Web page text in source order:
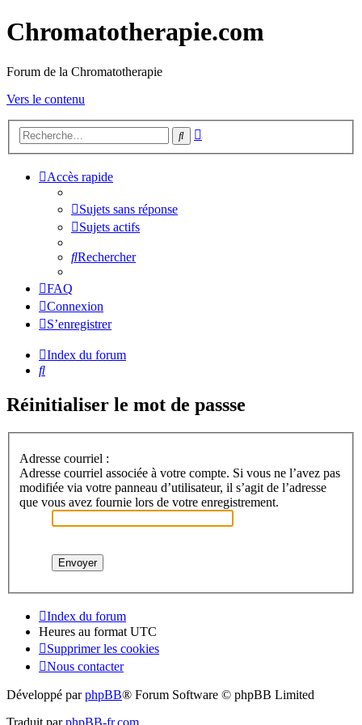
Chromatotherapie.com
Forum de la Chromatotherapie
Vers le contenu
Rechercher
Accès rapide
Sujets sans réponse
Sujets actifs
Rechercher
FAQ
Connexion
S’enregistrer
Index du forum
Rechercher
Réinitialiser le mot de passse
Adresse courriel :
Adresse courriel associée à votre compte. Si vous ne l’avez pas
modifiée via votre panneau d’utilisateur, il s’agit de l’adresse
que vous avez fournie lors de votre enregistrement.
Index du forum
Heures au format UTC
Supprimer les cookies
Nous contacter
Développé parphpBB® Forum Software © phpBB Limited
Traduit parphpBB-fr.com